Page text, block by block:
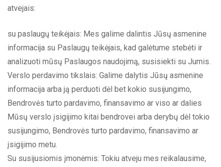
atvejais:
su paslaugų teikėjais: Mes galime dalintis Jūsų asmenine
informacija su Paslaugų teikėjais, kad galėtume stebėti ir
analizuoti mūsų Paslaugos naudojimą, susisiekti su Jumis.
Verslo perdavimo tikslais: Galime dalytis Jūsų asmenine
informacija arba ją perduoti dėl bet kokio susijungimo,
Bendrovės turto pardavimo, finansavimo ar viso ar dalies
Mūsų verslo įsigijimo kitai bendrovei arba derybų dėl tokio
susijungimo, Bendrovės turto pardavimo, finansavimo ar
įsigijimo metu.
Su susijusiomis įmonėmis: Tokiu atveju mes reikalausime,